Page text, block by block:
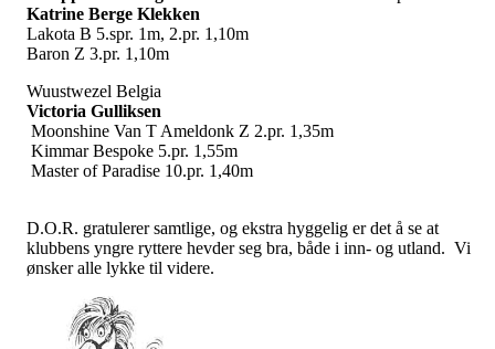
Katrine Berge Klekken
Lakota B 5.spr. 1m, 2.pr. 1,10m
Baron Z 3.pr. 1,10m
Wuustwezel Belgia
Victoria Gulliksen
Moonshine Van T Ameldonk Z 2.pr. 1,35m
Kimmar Bespoke 5.pr. 1,55m
Master of Paradise 10.pr. 1,40m
D.O.R. gratulerer samtlige, og ekstra hyggelig er det å se at
klubbens yngre ryttere hevder seg bra, både i inn- og utland. Vi
ønsker alle lykke til videre.